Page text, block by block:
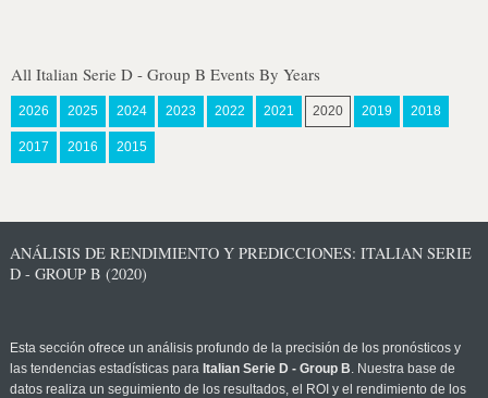
All Italian Serie D - Group B Events By Years
2026 2025 2024 2023 2022 2021 2020 2019 2018
2017 2016 2015
ANÁLISIS DE RENDIMIENTO Y PREDICCIONES: ITALIAN SERIE
D - GROUP B (2020)
Esta sección ofrece un análisis profundo de la precisión de los pronósticos y
las tendencias estadísticas para Italian Serie D - Group B. Nuestra base de
datos realiza un seguimiento de los resultados, el ROI y el rendimiento de los